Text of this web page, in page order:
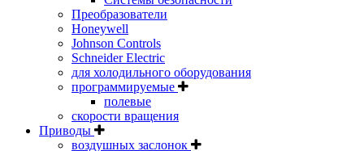
Преобразователи
Honeywell
Johnson Controls
Schneider Electric
для холодильного оборудования
программируемые
полевые
скорости вращения
Приводы
воздушных заслонок